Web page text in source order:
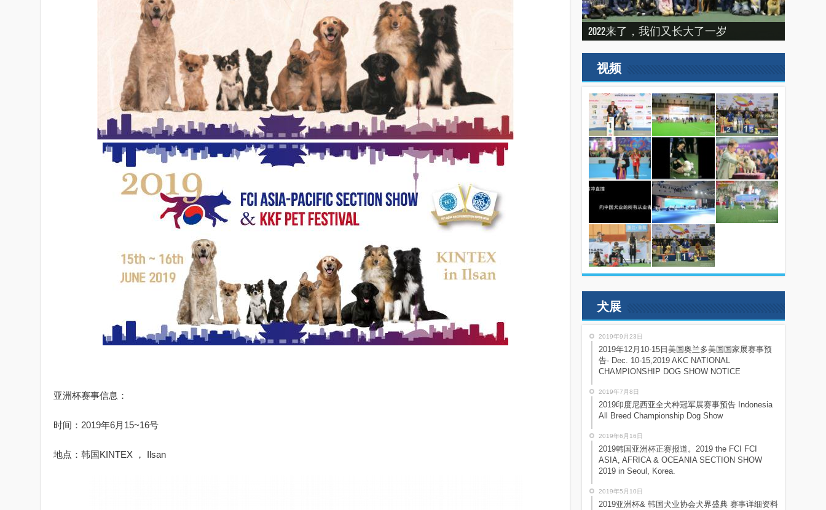
亚洲杯赛事信息：
时间：2019年6月15~16号
地点：韩国KINTEX ， Ilsan
2022来了，我们又长大了一岁
建设专栏-2020年的冬天，俺们东北那场
比赛
“震”撼之旅——2019印尼犬展之行
（INDONEISA WINNER SHOW 2019）
建设专栏-2019刚过一半，但是好像已经
结束了。
2019美国143届西敏寺犬展随笔（三）
视频
犬展
2019年9月23日
2019年12月10-15日美国奥兰多美国国家展赛事预
告- Dec. 10-15,2019 AKC NATIONAL
CHAMPIONSHIP DOG SHOW NOTICE
2019年7月8日
2019印度尼西亚全犬种冠军展赛事预告 Indonesia
All Breed Championship Dog Show
2019年6月16日
2019韩国亚洲杯正赛报道。2019 the FCI FCI
ASIA, AFRICA & OCEANIA SECTION SHOW
2019 in Seoul, Korea.
2019年5月10日
2019亚洲杯& 韩国犬业协会犬界盛典 赛事详细资料